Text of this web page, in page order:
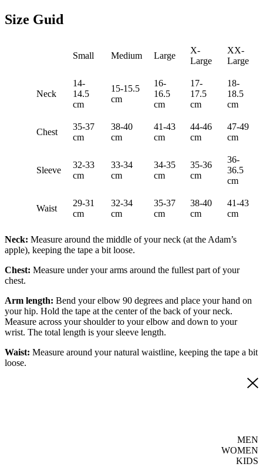
Size Guid
Small Medium Large
X-
Large
XX-
Large
Neck
14-
14.5
cm
15-15.5
cm
16-
16.5
cm
17-
17.5
cm
18-
18.5
cm
Chest
35-37
cm
38-40
cm
41-43
cm
44-46
cm
47-49
cm
Sleeve
32-33
cm
33-34
cm
34-35
cm
35-36
cm
36-
36.5
cm
Waist
29-31
cm
32-34
cm
35-37
cm
38-40
cm
41-43
cm
Neck: Measure around the middle of your neck (at the Adam’s
apple), keeping the tape a bit loose.
Chest: Measure under your arms around the fullest part of your
chest.
Arm length: Bend your elbow 90 degrees and place your hand on
your hip. Hold the tape at the center of the back of your neck.
Measure across your shoulder to your elbow and down to your
wrist. The total length is your sleeve length.
Waist: Measure around your natural waistline, keeping the tape a bit
loose.
MEN
WOMEN
KIDS